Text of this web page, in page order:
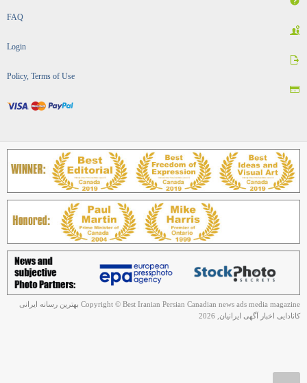
FAQ
Login
Policy, Terms of Use
Copyright © Best Iranian Persian Canadian news ads media magazine بهترین رسانه ایرانی
کانادایی اخبار آگهی ایرانیان, 2026